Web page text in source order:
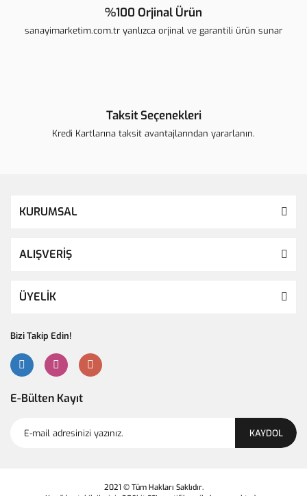
%100 Orjinal Ürün
sanayimarketim.com.tr yanlızca orjinal ve garantili ürün sunar
Taksit Seçenekleri
Kredi Kartlarına taksit avantajlarından yararlanın.
KURUMSAL
ALIŞVERİŞ
ÜYELİK
Bizi Takip Edin!
E-Bülten Kayıt
KAYDOL
2021 © Tüm Hakları Saklıdır.